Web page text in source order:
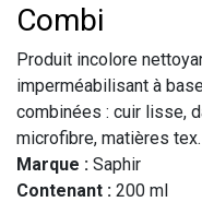
Combi
Produit incolore
imperméabilisant à
combinées : cuir lisse,
microfibre, matières tex.
Marque : Saphir
Contenant : 200 ml